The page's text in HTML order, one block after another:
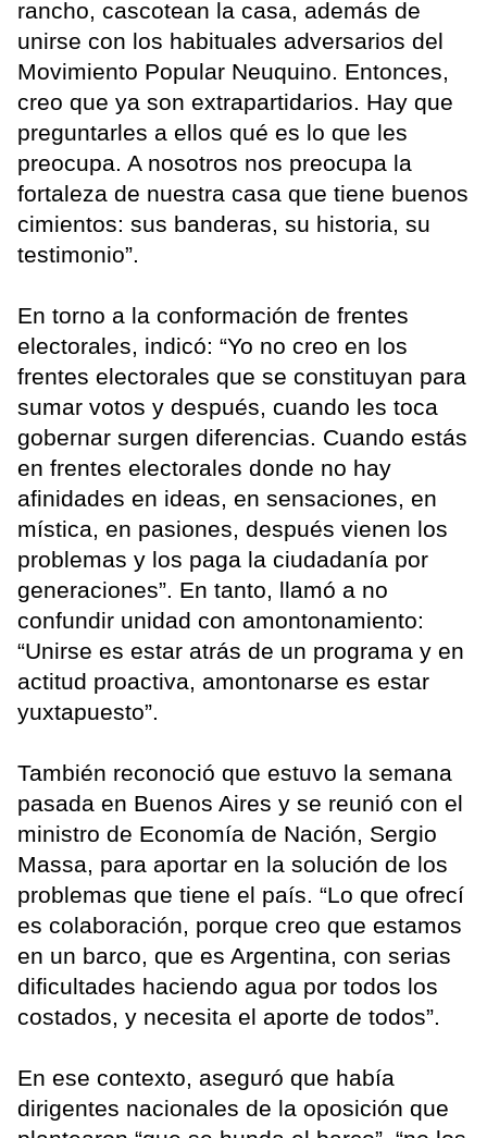
rancho, cascotean la casa, además de
unirse con los habituales adversarios del
Movimiento Popular Neuquino. Entonces,
creo que ya son extrapartidarios. Hay que
preguntarles a ellos qué es lo que les
preocupa. A nosotros nos preocupa la
fortaleza de nuestra casa que tiene buenos
cimientos: sus banderas, su historia, su
testimonio”.
En torno a la conformación de frentes
electorales, indicó: “Yo no creo en los
frentes electorales que se constituyan para
sumar votos y después, cuando les toca
gobernar surgen diferencias. Cuando estás
en frentes electorales donde no hay
afinidades en ideas, en sensaciones, en
mística, en pasiones, después vienen los
problemas y los paga la ciudadanía por
generaciones”. En tanto, llamó a no
confundir unidad con amontonamiento:
“Unirse es estar atrás de un programa y en
actitud proactiva, amontonarse es estar
yuxtapuesto”.
También reconoció que estuvo la semana
pasada en Buenos Aires y se reunió con el
ministro de Economía de Nación, Sergio
Massa, para aportar en la solución de los
problemas que tiene el país. “Lo que ofrecí
es colaboración, porque creo que estamos
en un barco, que es Argentina, con serias
dificultades haciendo agua por todos los
costados, y necesita el aporte de todos”.
En ese contexto, aseguró que había
dirigentes nacionales de la oposición que